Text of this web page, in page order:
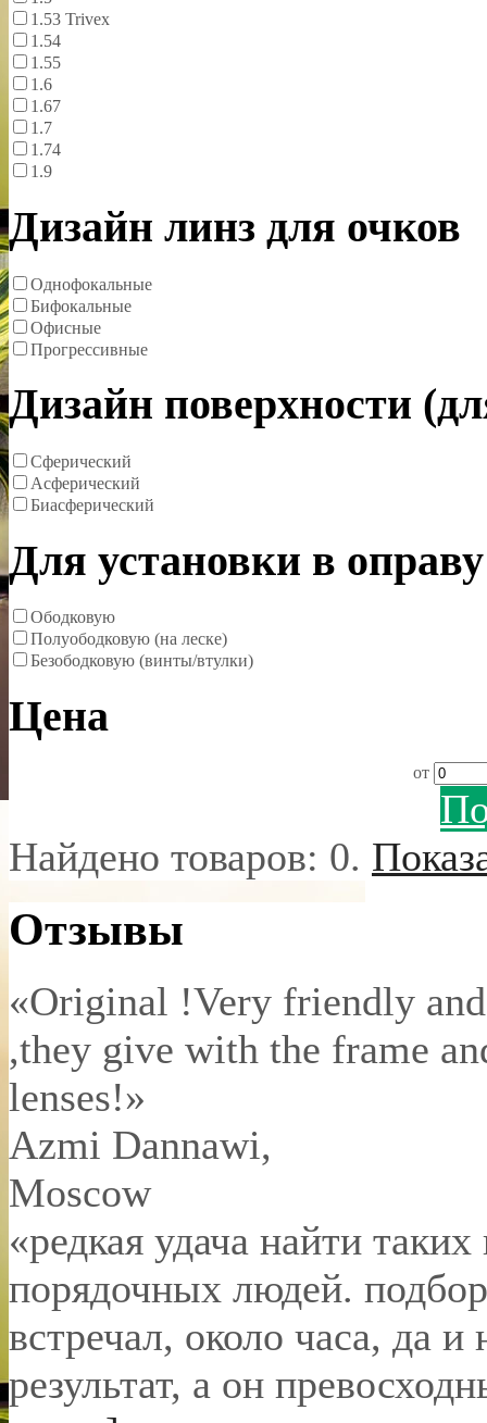
1.53 Trivex
1.54
1.55
1.6
1.67
1.7
1.74
1.9
Дизайн линз для очков
Однофокальные
Бифокальные
Офисные
Прогрессивные
Дизайн поверхности
Сферический
Асферический
Биасферический
Для установки в оправу
Ободковую
Полуободковую (на леске)
Безободковую (винты/втулки)
Цена
от
Найдено товаров: 0.
Отзывы
«Original !Very friendly
,they give with the frame
lenses!»
Azmi Dannawi,
Moscow
«редкая удача найти
порядочных людей.
встречал, около часа, да и
результат, а он